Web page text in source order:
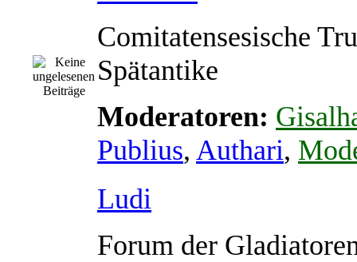
Comitatensesische
Spätantike
Moderatoren:
Publius, Authari,
Ludi
Forum der